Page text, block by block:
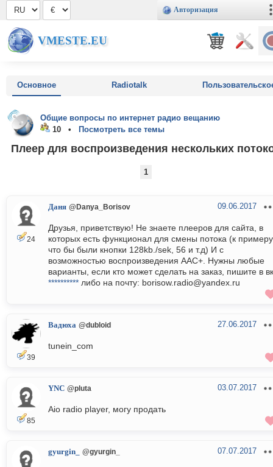
Авторизация
VMESTE.EU
Основное Radiotalk
Общие вопросы по интернет радио вещанию
10 •
Посмотреть все темы
Плеер для воспроизведения нескольких
1
24
Даня @Danya_Borisov 09.06.2017
Друзья, приветствую! Не знаете плееров для сайта, в
которых есть функционал для смены потока (к
что бы были кнопки 128kb./sek, 56 и т.д) И с
возможностью воспроизведения AAC+. Нужны любые
варианты, если кто может сделать на заказ, пишите в
********** либо на почту: borisow.radio@yandex.ru
39
Вадюха @dubloid 27.06.2017
tunein_com
85
YNC @pluta 03.07.2017
Aio radio player, могу продать
gyurgin_ @gyurgin_ 07.07.2017